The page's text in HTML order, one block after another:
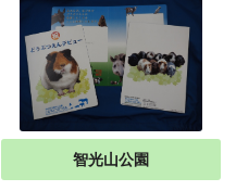
智光山公園